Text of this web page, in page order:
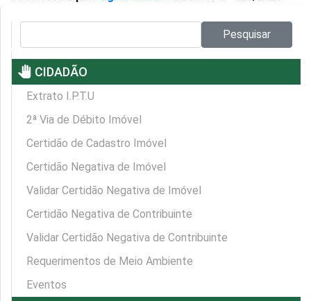
Pesquisar
pan_tool CIDADÃO
Extrato I.P.T.U
2ª Via de Débito Imóvel
Certidão de Cadastro Imóvel
Certidão Negativa de Imóvel
Validar Certidão Negativa de Imóvel
Certidão Negativa de Contribuinte
Validar Certidão Negativa de Contribuinte
Requerimentos de Meio Ambiente
Eventos